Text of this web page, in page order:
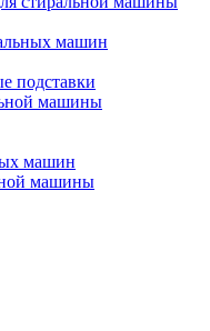
машин
подставки
машины
машин
машины